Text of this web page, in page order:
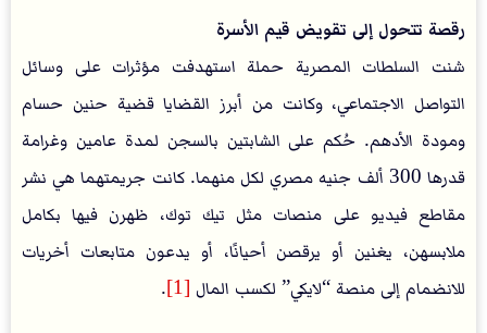
رقصة تتحول إلى تقويض قيم الأسرة
شنت السلطات المصرية حملة استهدفت مؤثرات على وسائل
التواصل الاجتماعي، وكانت من أبرز القضايا قضية حنين حسام
ومودة الأدهم. حُكم على الشابتين بالسجن لمدة عامين وغرامة
قدرها 300 ألف جنيه مصري لكل منهما. كانت جريمتهما هي نشر
مقاطع فيديو على منصات مثل تيك توك، ظهرن فيها بكامل
ملابسهن، يغنين أو يرقصن أحيانًا، أو يدعون متابعات أخريات
للانضمام إلى منصة “لايكي” لكسب المال [1]
.